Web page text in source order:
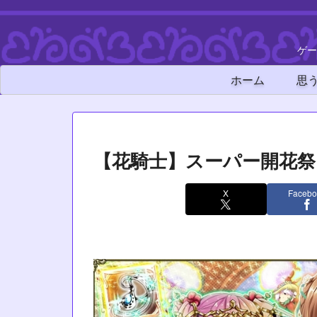
ゲ
ホーム 思
【花騎士】スーパー開
X